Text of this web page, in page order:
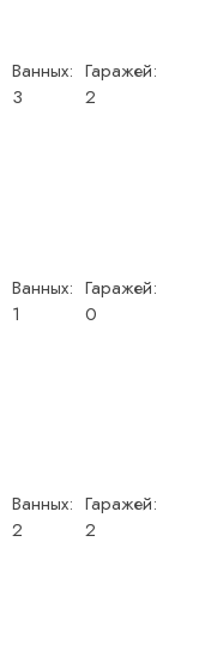
Ванных:
3
Гаражей:
2
Ванных:
1
Гаражей:
0
Ванных:
2
Гаражей:
2